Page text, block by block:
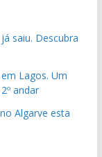
saiu. Descubra
Lagos. Um
andar
Algarve esta